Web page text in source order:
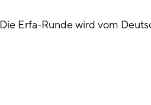
Die Erfa-Runde wird vom